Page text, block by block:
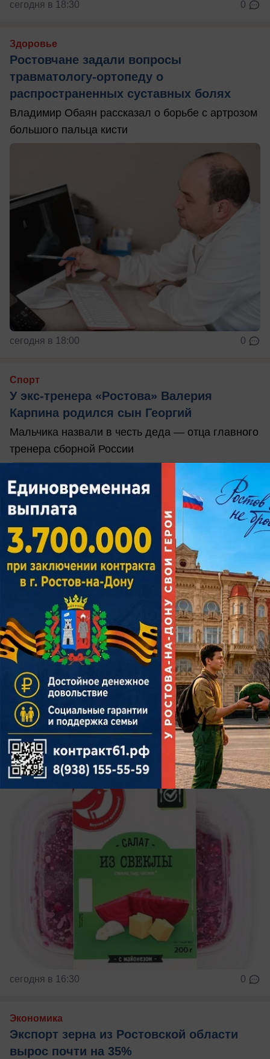
сегодня в 18:30 0
Здоровье
Ростовчане задали вопросы
травматологу-ортопеду о
распространенных суставных болях
Владимир Обаян рассказал о борьбе с артрозом
большого пальца кисти
сегодня в 18:00 0
Спорт
У экс-тренера «Ростова» Валерия
Карпина родился сын Георгий
Мальчика назвали в честь деда — отца главного
тренера сборной России
сегодня в 17:19 5
Общество
«Ашан» назвал фейком информацию о
кишечной палочке в ростовском салате
Ретейлер: проверки не было, предостережений
тоже
сегодня в 16:30 0
Экономика
Экспорт зерна из Ростовской области
вырос почти на 35%